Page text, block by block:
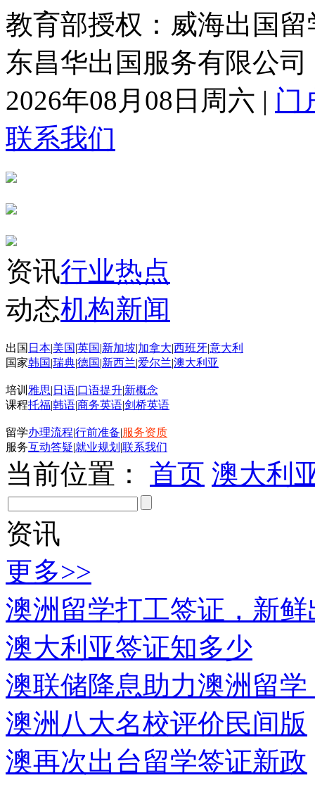
教育部授权：威海出国留
东昌华出国服务有限公司
2026年08月08日周六 | 门
联系我们
资讯行业热点
动态机构新闻
出国 日本|美国|英国|新加坡|加拿大|西班牙|意大利
国家韩国|瑞典|德国|新西兰|爱尔兰|澳大利亚
培训 雅思| 日语|口语提升|新概念
课程托福|韩语|商务英语|剑桥英语
留学办理流程|行前准备|服务资质
服务互动答疑|就业规划 |联系我们
当前位置： 首页 澳大利
资讯
更多>>
澳洲留学打工签证，新鲜
澳大利亚签证知多少
澳联储降息助力澳洲留学
澳洲八大名校评价民间版
澳再次出台留学签证新政